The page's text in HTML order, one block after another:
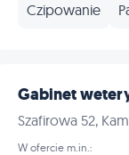
Czipowanie
Gabinet
Szafirowa 52,
W ofercie m.in.: